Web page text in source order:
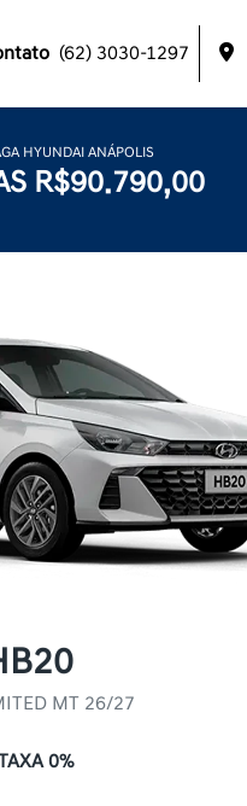
(62) 3030-1297
HYUNDAI ANÁPOLIS
R$90.790,00
MT 26/27
0%